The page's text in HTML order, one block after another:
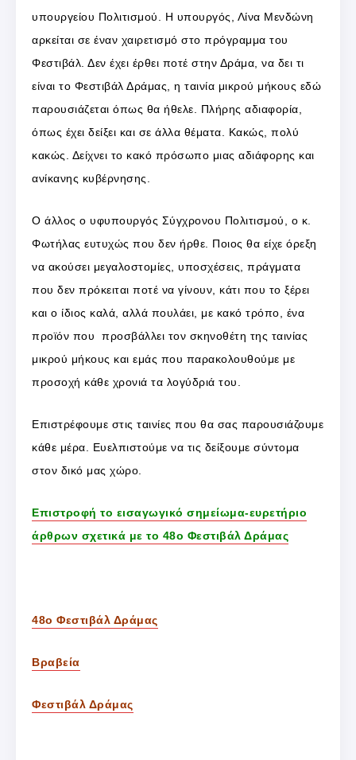
υπουργείου Πολιτισμού. Η υπουργός, Λίνα Μενδώνη
αρκείται σε έναν χαιρετισμό στο πρόγραμμα του
Φεστιβάλ. Δεν έχει έρθει ποτέ στην Δράμα, να δει τι
είναι το Φεστιβάλ Δράμας, η ταινία μικρού μήκους εδώ
παρουσιάζεται όπως θα ήθελε. Πλήρης αδιαφορία,
όπως έχει δείξει και σε άλλα θέματα. Κακώς, πολύ
κακώς. Δείχνει το κακό πρόσωπο μιας αδιάφορης και
ανίκανης κυβέρνησης.
Ο άλλος ο υφυπουργός Σύγχρονου Πολιτισμού, ο κ.
Φωτήλας ευτυχώς που δεν ήρθε. Ποιος θα είχε όρεξη
να ακούσει μεγαλοστομίες, υποσχέσεις, πράγματα
που δεν πρόκειται ποτέ να γίνουν, κάτι που το ξέρει
και ο ίδιος καλά, αλλά πουλάει, με κακό τρόπο, ένα
προϊόν που προσβάλλει τον σκηνοθέτη της ταινίας
μικρού μήκους και εμάς που παρακολουθούμε με
προσοχή κάθε χρονιά τα λογύδριά του.
Επιστρέφουμε στις ταινίες που θα σας παρουσιάζουμε
κάθε μέρα. Ευελπιστούμε να τις δείξουμε σύντομα
στον δικό μας χώρο.
Επιστροφή το εισαγωγικό σημείωμα-ευρετήριο
άρθρων σχετικά με το 48ο Φεστιβάλ Δράμας
48ο Φεστιβάλ Δράμας
Βραβεία
Φεστιβάλ Δράμας